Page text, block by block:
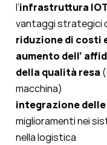
l’infrastruttura IOT
vantaggi strategici
riduzione di costi
aumento dell’
della qualità resa
macchina)
integrazione
miglioramenti nei
nella logistica